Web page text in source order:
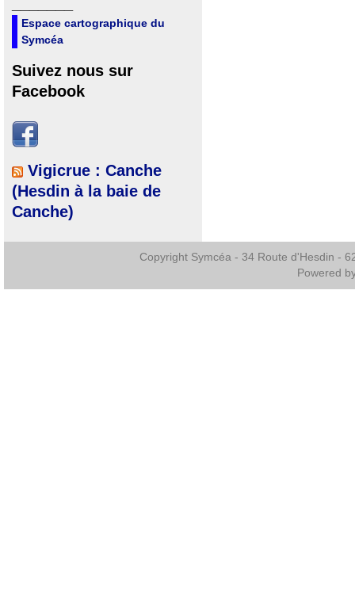
Espace cartographique du
Symcéa
Suivez nous sur
Facebook
Vigicrue : Canche
(Hesdin à la baie de
Canche)
Copyright Symcéa - 34 Route d'Hesdin -
Powered